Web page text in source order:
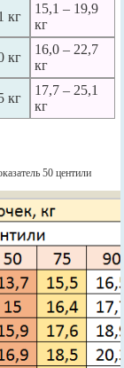
кг
15,1 – 19,9
кг
кг
16,0 – 22,7
кг
кг
17,7 – 25,1
кг
50 центили